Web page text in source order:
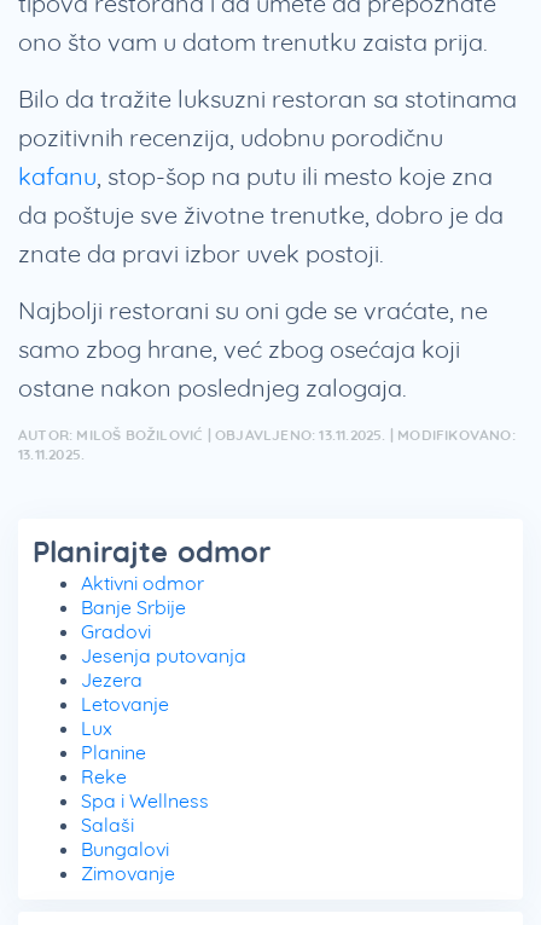
ono što vam u datom trenutku zaista prija.
Bilo da tražite luksuzni restoran sa stotinama
pozitivnih recenzija, udobnu porodičnu
kafanu, stop-šop na putu ili mesto koje zna
da poštuje sve životne trenutke, dobro je da
znate da pravi izbor uvek postoji.
Najbolji restorani su oni gde se vraćate, ne
samo zbog hrane, već zbog osećaja koji
ostane nakon poslednjeg zalogaja.
AUTOR: MILOŠ BOŽILOVIĆ | OBJAVLJENO: 13.11.2025. | MODIFIKOVANO:
13.11.2025.
Planirajte odmor
Aktivni odmor
Banje Srbije
Gradovi
Jesenja putovanja
Jezera
Letovanje
Lux
Planine
Reke
Spa i Wellness
Salaši
Bungalovi
Zimovanje